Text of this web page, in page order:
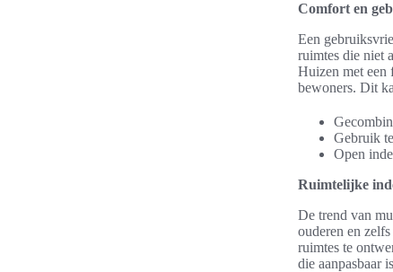
Comfort en
Een
ruimtes die niet
Huizen met een
bewoners. Dit
Gebruik
Open
Ruimtelijke
De trend van
ouderen en
ruimtes te
die aanpasbaar